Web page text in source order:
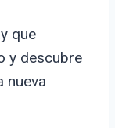
que
y descubre
nueva